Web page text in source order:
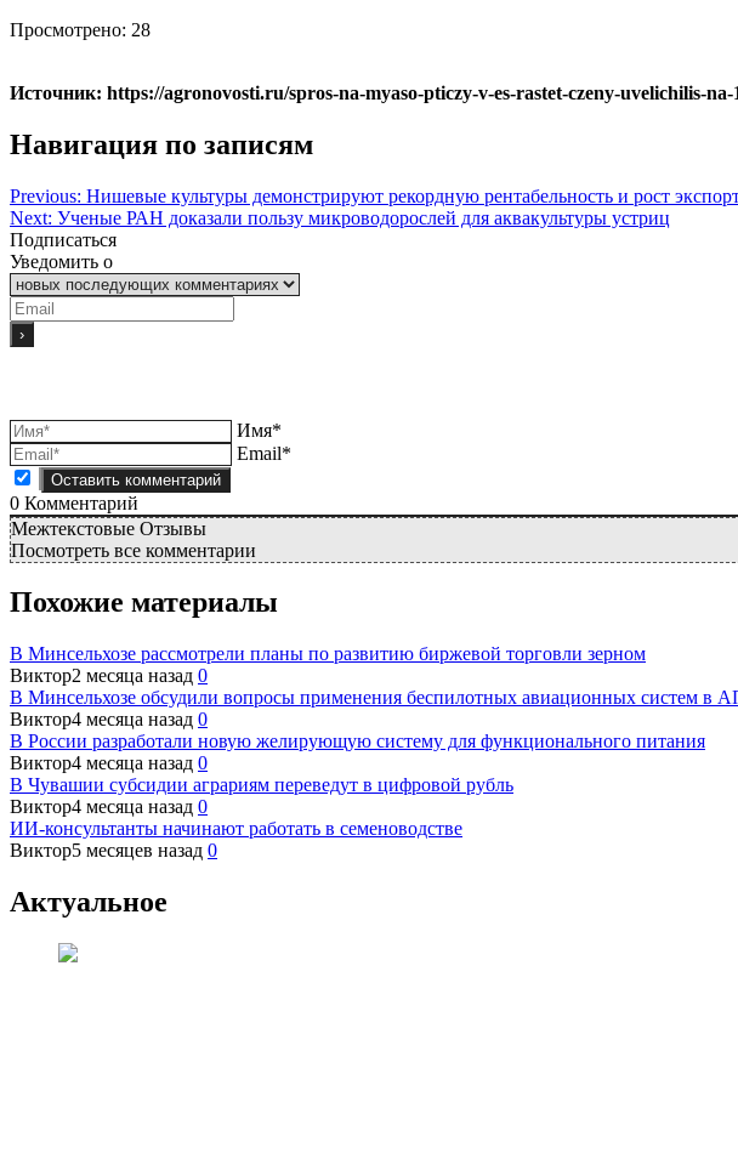
Просмотрено: 28
Источник: https://agronovosti.ru/spros-na-myaso-pticzy-v-es-rastet-czeny-uvelichilis-na-
Навигация по записям
Previous: Нишевые культуры демонстрируют рекордную рентабельность и рост
Next: Ученые РАН доказали пользу микроводорослей для аквакультуры устриц
Подписаться
Уведомить о
Имя*
Email*
0 Комментарий
Межтекстовые Отзывы
Посмотреть все комментарии
Похожие материалы
В Минсельхозе рассмотрели планы по развитию биржевой торговли зерном
Виктор2 месяца назад 0
В Минсельхозе обсудили вопросы применения беспилотных авиационных систем в
Виктор4 месяца назад 0
В России разработали новую желирующую систему для функционального питания
Виктор4 месяца назад 0
В Чувашии субсидии аграриям переведут в цифровой рубль
Виктор4 месяца назад 0
ИИ-консультанты начинают работать в семеноводстве
Виктор5 месяцев назад 0
Актуальное